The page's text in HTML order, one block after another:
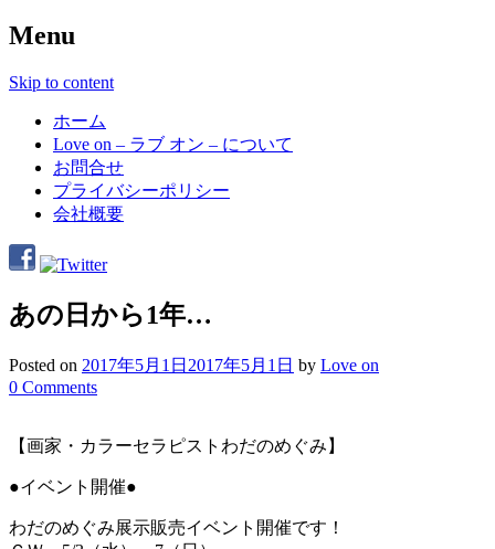
Menu
Skip to content
ホーム
Love on – ラブ オン – について
お問合せ
プライバシーポリシー
会社概要
あの日から1年…
Posted on 2017年5月1日 2017年5月1日 by Love on
0 Comments
【画家・カラーセラピストわだのめぐみ】
●イベント開催●
わだのめぐみ展示販売イベント開催です！